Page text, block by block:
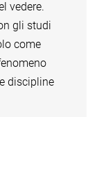
vedere.
gli studi
come
discipline